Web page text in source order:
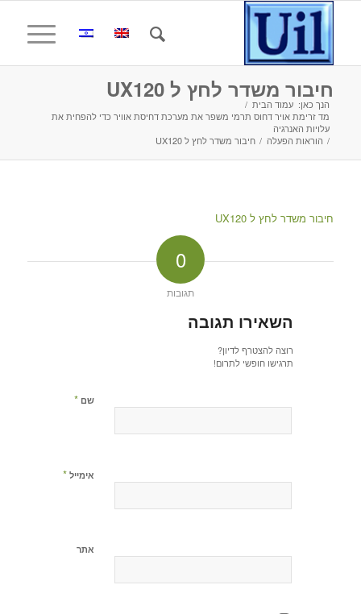
חיבור משדר לחץ ל UX120
הנך כאן: עמוד הבית /
מד זרימת אויר דחוס תרמי משפר את מערכת דחיסת אוויר כדי להפחית את
עלויות האנרגיה
/ הוראות הפעלה / חיבור משדר לחץ ל UX120
חיבור משדר לחץ ל UX120
0
תגובות
השאירו תגובה
רוצה להצטרף לדיון?
תרגישו חופשי לתרום!
שם *
אימייל *
אתר